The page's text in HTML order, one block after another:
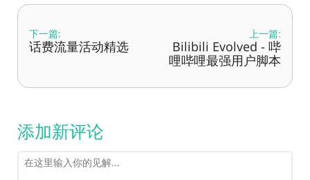
下一篇:
话费流量活动精选
上一篇:
Bilibili Evolved - 哔
哩哔哩最强用户脚本
添加新评论